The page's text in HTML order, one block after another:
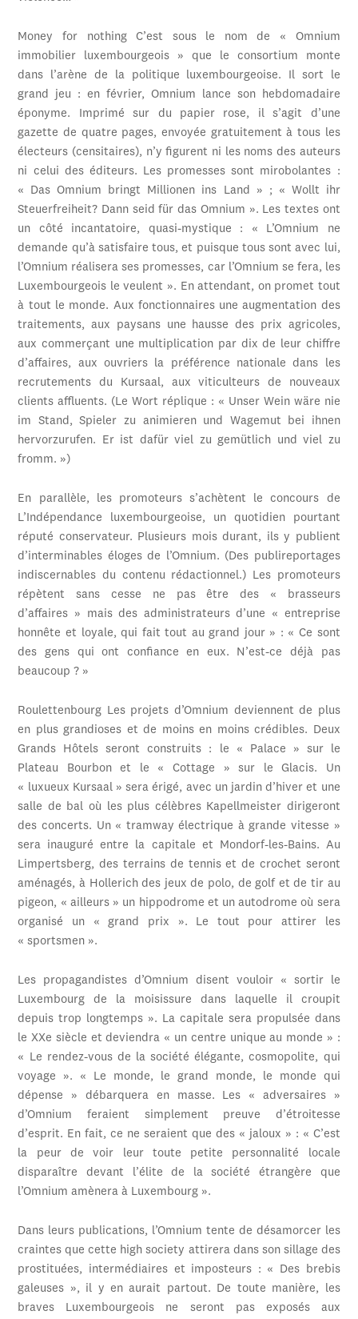
Money for nothing C’est sous le nom de « Omnium
immobilier luxembourgeois » que le consortium monte
dans l’arène de la politique luxembourgeoise. Il sort le
grand jeu : en février, Omnium lance son hebdomadaire
éponyme. Imprimé sur du papier rose, il s’agit d’une
gazette de quatre pages, envoyée gratuitement à tous les
électeurs (censitaires), n’y figurent ni les noms des auteurs
ni celui des éditeurs. Les promesses sont mirobolantes :
« Das Omnium bringt Millionen ins Land » ; « Wollt ihr
Steuerfreiheit? Dann seid für das Omnium ». Les textes ont
un côté incantatoire, quasi-mystique : « L’Omnium ne
demande qu’à satisfaire tous, et puisque tous sont avec lui,
l’Omnium réalisera ses promesses, car l’Omnium se fera, les
Luxembourgeois le veulent ». En attendant, on promet tout
à tout le monde. Aux fonctionnaires une augmentation des
traitements, aux paysans une hausse des prix agricoles,
aux commerçant une multiplication par dix de leur chiffre
d’affaires, aux ouvriers la préférence nationale dans les
recrutements du Kursaal, aux viticulteurs de nouveaux
clients affluents. (Le Wort réplique : « Unser Wein wäre nie
im Stand, Spieler zu animieren und Wagemut bei ihnen
hervorzurufen. Er ist dafür viel zu gemütlich und viel zu
fromm. »)
En parallèle, les promoteurs s’achètent le concours de
L’Indépendance luxembourgeoise, un quotidien pourtant
réputé conservateur. Plusieurs mois durant, ils y publient
d’interminables éloges de l’Omnium. (Des publireportages
indiscernables du contenu rédactionnel.) Les promoteurs
répètent sans cesse ne pas être des « brasseurs
d’affaires » mais des administrateurs d’une « entreprise
honnête et loyale, qui fait tout au grand jour » : « Ce sont
des gens qui ont confiance en eux. N’est-ce déjà pas
beaucoup ? »
Roulettenbourg Les projets d’Omnium deviennent de plus
en plus grandioses et de moins en moins crédibles. Deux
Grands Hôtels seront construits : le « Palace » sur le
Plateau Bourbon et le « Cottage » sur le Glacis. Un
« luxueux Kursaal » sera érigé, avec un jardin d’hiver et une
salle de bal où les plus célèbres Kapellmeister dirigeront
des concerts. Un « tramway électrique à grande vitesse »
sera inauguré entre la capitale et Mondorf-les-Bains. Au
Limpertsberg, des terrains de tennis et de crochet seront
aménagés, à Hollerich des jeux de polo, de golf et de tir au
pigeon, « ailleurs » un hippodrome et un autodrome où sera
organisé un « grand prix ». Le tout pour attirer les
« sportsmen ».
Les propagandistes d’Omnium disent vouloir « sortir le
Luxembourg de la moisissure dans laquelle il croupit
depuis trop longtemps ». La capitale sera propulsée dans
le XXe siècle et deviendra « un centre unique au monde » :
« Le rendez-vous de la société élégante, cosmopolite, qui
voyage ». « Le monde, le grand monde, le monde qui
dépense » débarquera en masse. Les « adversaires »
d’Omnium feraient simplement preuve d’étroitesse
d’esprit. En fait, ce ne seraient que des « jaloux » : « C’est
la peur de voir leur toute petite personnalité locale
disparaître devant l’élite de la société étrangère que
l’Omnium amènera à Luxembourg ».
Dans leurs publications, l’Omnium tente de désamorcer les
craintes que cette high society attirera dans son sillage des
prostituées, intermédiaires et imposteurs : « Des brebis
galeuses », il y en aurait partout. De toute manière, les
braves Luxembourgeois ne seront pas exposés aux